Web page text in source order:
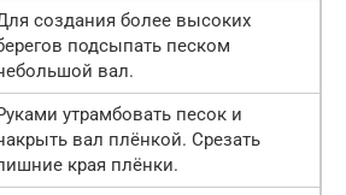
создания более высоких
подсыпать песком
вал.
утрамбовать песок и
вал плёнкой. Срезать
края плёнки.